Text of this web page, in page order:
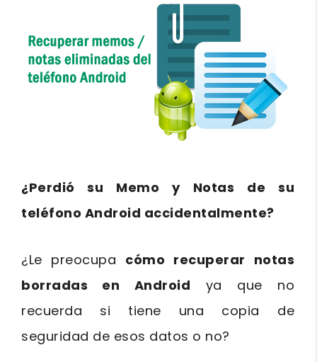
¿Perdió su Memo y Notas de su
teléfono Android accidentalmente?
¿Le preocupa cómo recuperar notas
borradas en Android ya que no
recuerda si tiene una copia de
seguridad de esos datos o no?